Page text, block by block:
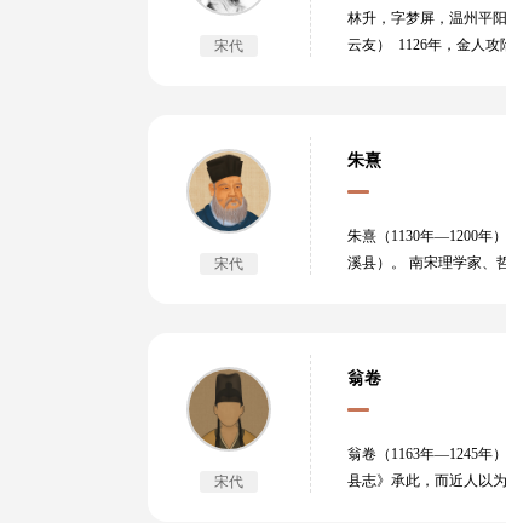
宋代
林升，字梦屏，温州平
云友） 1126年，金人攻
宋代
朱熹
朱熹（1130年—1200年
溪县）。 南宋理学家、
是唯一非孔子亲传弟子
本论及佛、道教思想而
宋代
翁卷
翁卷（1163年—1245年
县志》承此，而近人以